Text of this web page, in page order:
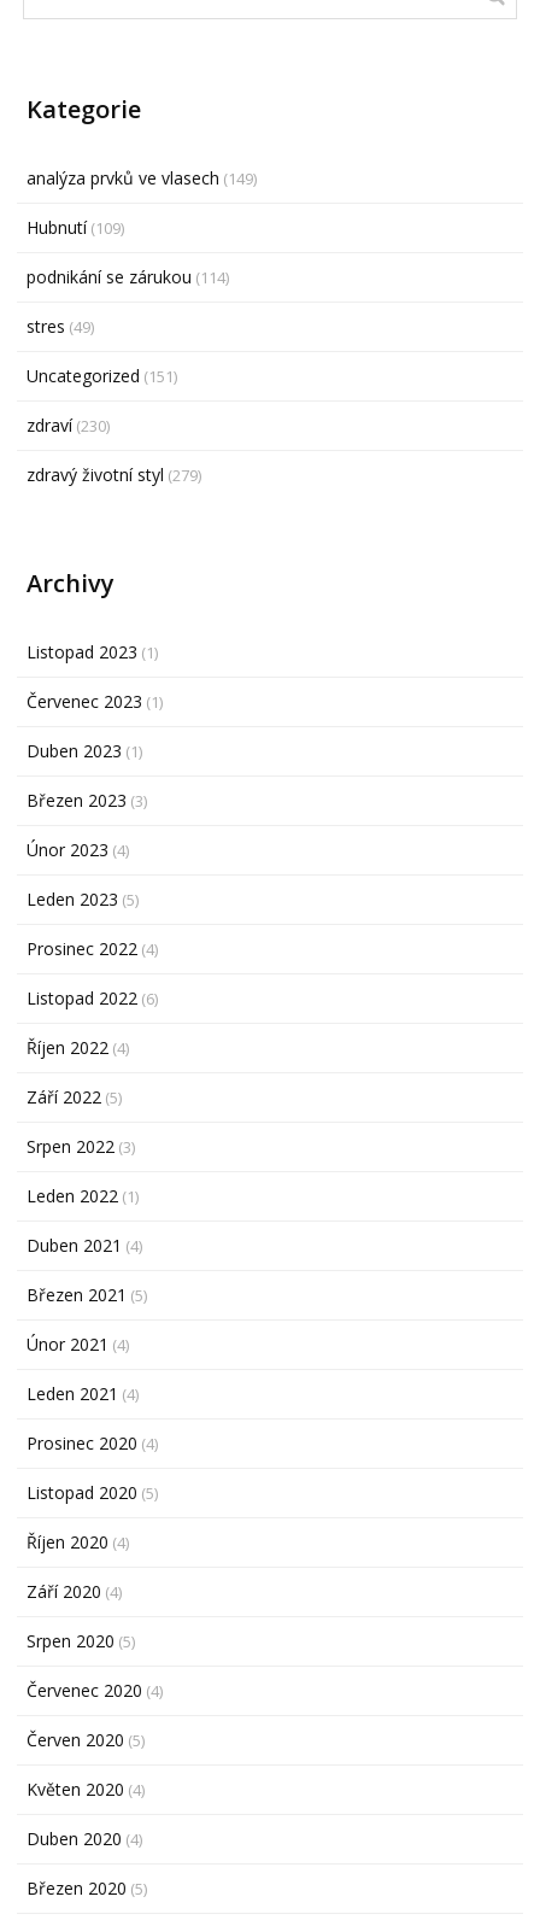
Kategorie
analýza prvků ve vlasech (149)
Hubnutí(109)
podnikání se zárukou (114)
stres (49)
Uncategorized (151)
zdraví(230)
zdravý životní styl (279)
Archivy
Listopad 2023 (1)
Červenec 2023 (1)
Duben 2023 (1)
Březen 2023 (3)
Únor 2023 (4)
Leden 2023 (5)
Prosinec 2022 (4)
Listopad 2022 (6)
Říjen 2022 (4)
Září 2022 (5)
Srpen 2022 (3)
Leden 2022 (1)
Duben 2021 (4)
Březen 2021 (5)
Únor 2021 (4)
Leden 2021 (4)
Prosinec 2020 (4)
Listopad 2020 (5)
Říjen 2020 (4)
Září 2020 (4)
Srpen 2020 (5)
Červenec 2020 (4)
Červen 2020 (5)
Květen 2020 (4)
Duben 2020 (4)
Březen 2020 (5)